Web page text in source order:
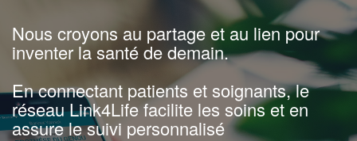
Nous croyons au partage et au lien pour
inventer la santé de demain.
En connectant patients et soignants, le
réseau Link4Life facilite les soins et en
assure le suivi personnalisé